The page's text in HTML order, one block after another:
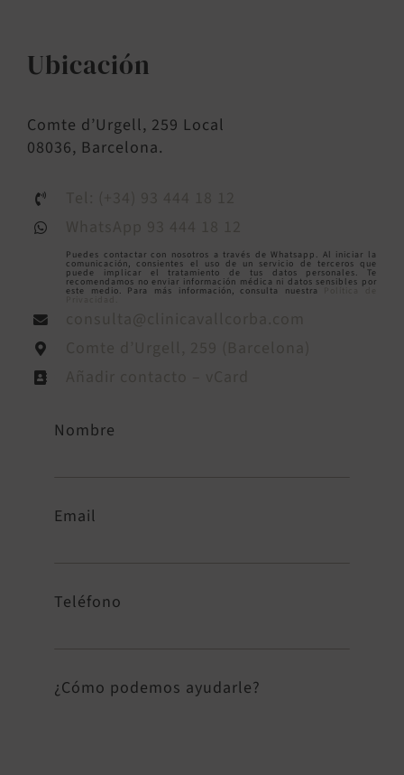
Ubicación
Comte d’Urgell, 259 Local
08036, Barcelona.
Puedes contactar con nosotros a través de Whatsapp. Al iniciar la
comunicación, consientes el uso de un servicio de terceros que
puede implicar el tratamiento de tus datos personales. Te
recomendamos no enviar información médica ni datos sensibles por
este medio. Para más información, consulta nuestra
Nombre
Email
Teléfono
¿Cómo podemos ayudarle?